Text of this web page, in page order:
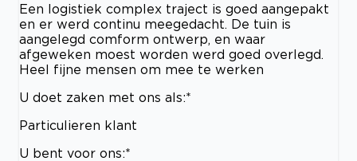
Een logistiek complex traject is goed aangepakt
en er werd continu meegedacht. De tuin is
aangelegd comform ontwerp, en waar
afgeweken moest worden werd goed overlegd.
Heel fijne mensen om mee te werken
U doet zaken met ons als:*
Particulieren klant
U bent voor ons:*